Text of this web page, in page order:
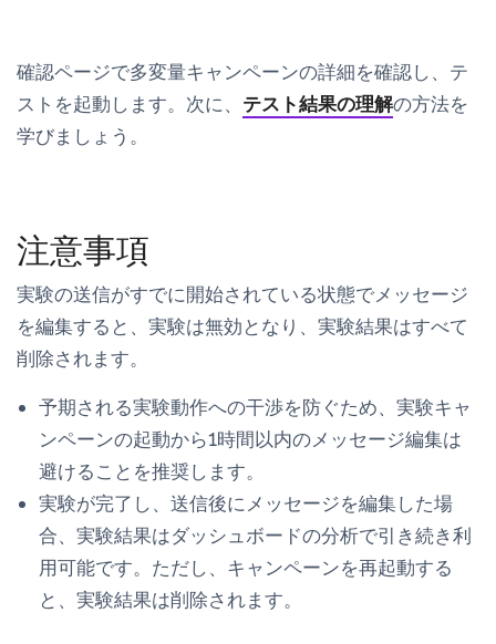
確認ページで多変量キャンペーンの詳細を確認し、テ
ストを起動します。次に、 テスト結果の理解の方法を
学びましょう。
注意事項
実験の送信がすでに開始されている状態でメッセージ
を編集すると、実験は無効となり、実験結果はすべて
削除されます。
予期される実験動作への干渉を防ぐため、実験キャ
ンペーンの起動から1時間以内のメッセージ編集は
避けることを推奨します。
実験が完了し、送信後にメッセージを編集した場
合、実験結果はダッシュボードの分析で引き続き利
用可能です。ただし、キャンペーンを再起動する
と、実験結果は削除されます。